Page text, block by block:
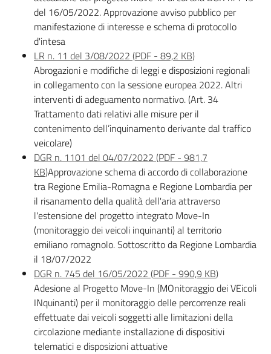
Ambiente
Argomenti
Novità
Servizi
Leggi Atti Bandi
Piani Programmi
Progetti
del 16/05/2022. Approvazione avviso pubblico per
manifestazione di interesse e schema di protocollo
d'intesa
LR n. 11 del 3/08/2022 (PDF - 89,2 KB)
Abrogazioni e modifiche di leggi e disposizioni regionali
in collegamento con la sessione europea 2022. Altri
interventi di adeguamento normativo. (Art. 34
Trattamento dati relativi alle misure per il
contenimento dell’inquinamento derivante dal traffico
veicolare)
DGR n. 1101 del 04/07/2022 (PDF - 981,7
KB)Approvazione schema di accordo di collaborazione
tra Regione Emilia-Romagna e Regione Lombardia per
il risanamento della qualità dell'aria attraverso
l'estensione del progetto integrato Move-In
(monitoraggio dei veicoli inquinanti) al territorio
emiliano romagnolo. Sottoscritto da Regione Lombardia
il 18/07/2022
DGR n. 745 del 16/05/2022 (PDF - 990,9 KB)
Adesione al Progetto Move-In (MOnitoraggio dei VEicoli
INquinanti) per il monitoraggio delle percorrenze reali
effettuate dai veicoli soggetti alle limitazioni della
circolazione mediante installazione di dispositivi
telematici e disposizioni attuative